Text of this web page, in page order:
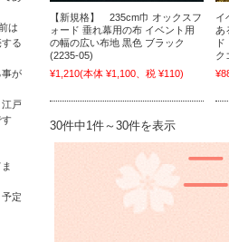
【新規格】 235cm巾 オックスフ
ォード 垂れ幕用の布 イベント用
の幅の広い布地 黒色 ブラック
(2235-05)
¥1,210(本体 ¥1,100、税 ¥110)
イ
あ
ク
30件中1件～30件を表示
は
る
事が
江戸
す
定